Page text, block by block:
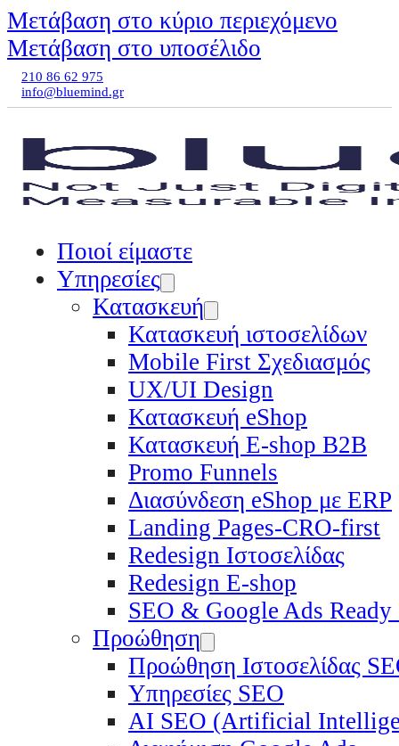
Μετάβαση στο κύριο περιεχόμενο
Μετάβαση στο υποσέλιδο
210 86 62 975
info@bluemind.gr
Ποιοί είμαστε
Υπηρεσίες
Κατασκευή
Κατασκευή ιστοσελίδων
Mobile First Σχεδιασμός
UX/UI Design
Κατασκευή eShop
Κατασκευή E-shop B2B
Promo Funnels
Διασύνδεση eShop με ERP
Landing Pages-CRO-first
Redesign Ιστοσελίδας
Redesign E-shop
SEO & Google Ads Ready
Προώθηση
Προώθηση Ιστοσελίδας
Υπηρεσίες SEO
ΑΙ SEO (Artificial